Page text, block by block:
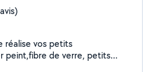
réalise vos petits
peint,fibre de verre, petits